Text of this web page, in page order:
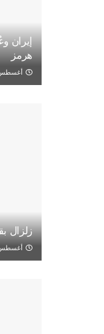
إيران
هرمز
أغسطس 5,
زلزال بقوة 6,3 درجات يضرب
أغسطس 5,